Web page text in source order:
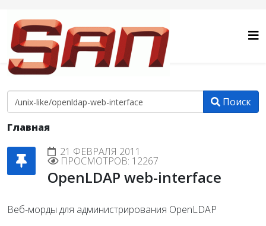
Поиск
Главная
21 ФЕВРАЛЯ 2011
ПРОСМОТРОВ: 12267
OpenLDAP web-interface
Веб-морды для администрирования OpenLDAP